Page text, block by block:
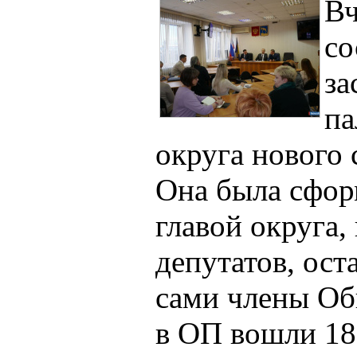
округа нового
Она была
главой
депутатов,
сами члены
в ОП вошли 18